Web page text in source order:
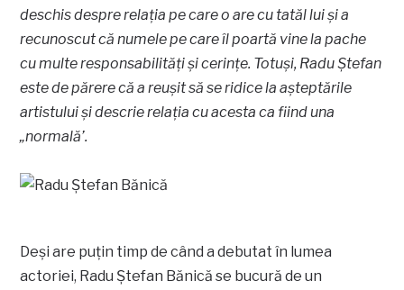
deschis despre relația pe care o are cu tatăl lui și a
recunoscut că numele pe care îl poartă vine la pache
cu multe responsabilități și cerințe. Totuși, Radu Ștefan
este de părere că a reușit să se ridice la așteptările
artistului și descrie relația cu acesta ca fiind una
„normală’.
Deși are puțin timp de când a debutat în lumea
actoriei, Radu Ștefan Bănică se bucură de un